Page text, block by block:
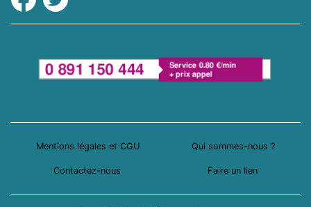
Mentions légales et CGU Qui sommes-nous ?
Contactez-nous Faire un lien